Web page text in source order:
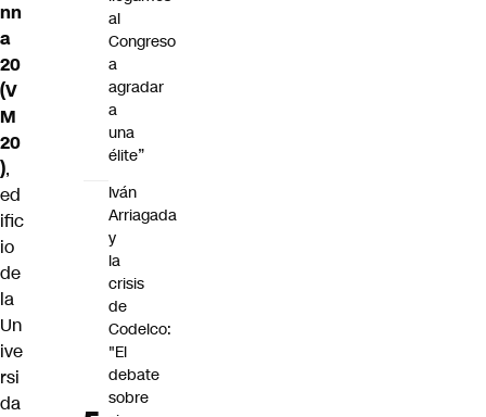
nn
a
20
(V
M
20
),
ed
ific
io
de
la
Un
ive
rsi
da
al
Congreso
a
agradar
a
una
élite”
Iván
Arriagada
y
la
crisis
de
Codelco:
"El
debate
sobre